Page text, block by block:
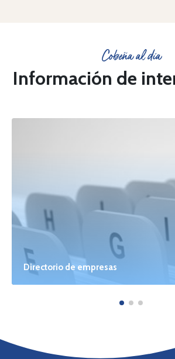
Cobeña al día
Información de
Directorio de empresas